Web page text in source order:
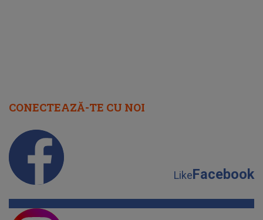
CONECTEAZĂ-TE CU NOI
LikeFacebook